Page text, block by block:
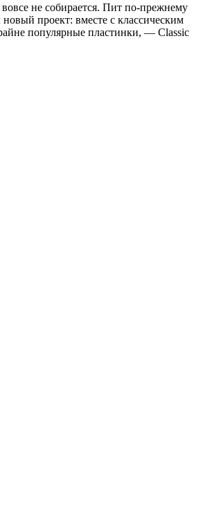
не собирается. Пит по-прежнему
проект: вместе с классическим
популярные пластинки, — Classic